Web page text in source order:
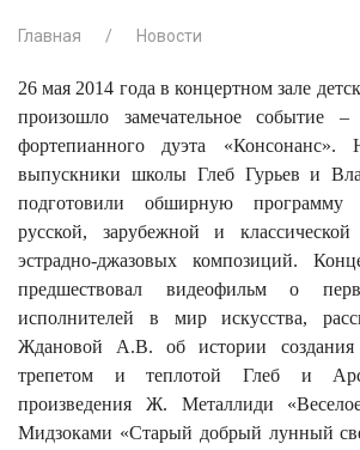
Главная Новости
26 мая 2014 года в концертном зале
произошло замечательное событие –
фортепианного дуэта
выпускники школы Глеб Гурьев и
подготовили обширную программу
русской, зарубежной и
эстрадно-джазовых композиций.
предшествовал видеофильм о
исполнителей в мир искусства,
Ждановой А.В. об истории
трепетом и теплотой Глеб и
произведения Ж. Металлиди
Мидзоками «Старый добрый лунный